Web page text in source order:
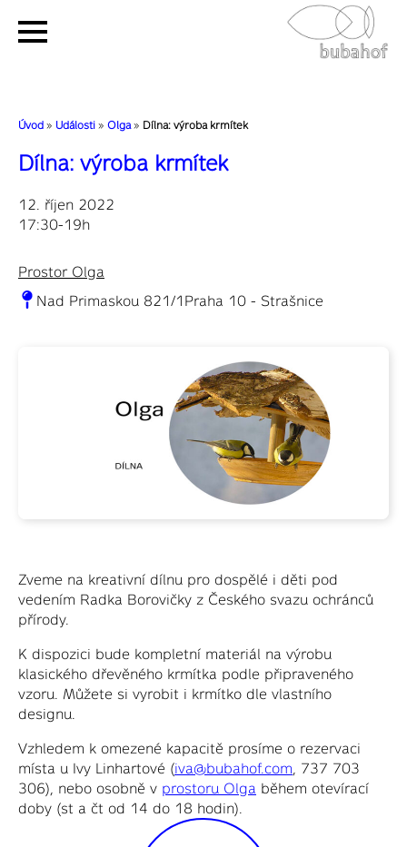
Úvod » Události » Olga » Dílna: výroba krmítek
Dílna: výroba krmítek
12. říjen 2022
17:30-19h
Prostor Olga
Nad Primaskou 821/1Praha 10 - Strašnice
Zveme na kreativní dílnu pro dospělé i děti pod
vedením Radka Borovičky z Českého svazu ochránců
přírody.
K dispozici bude kompletní materiál na výrobu
klasického dřevěného krmítka podle připraveného
vzoru. Můžete si vyrobit i krmítko dle vlastního
designu.
Vzhledem k omezené kapacitě prosíme o rezervaci
místa u Ivy Linhartové (iva@bubahof.com , 737 703
306), nebo osobně v prostoru Olga během otevírací
doby (st a čt od 14 do 18 hodin).